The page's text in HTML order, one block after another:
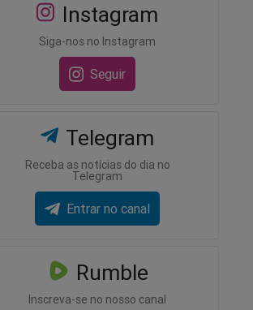
Instagram
Siga-nos no Instagram
Seguir
Telegram
Receba as notícias do dia no
Telegram
Entrar no canal
Rumble
Inscreva-se no nosso canal